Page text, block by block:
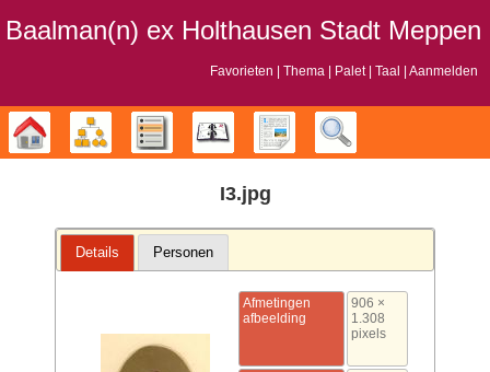
Baalman‎‎‎‎‎(n)‎‎‎‎‎ ex Holthausen Stadt Meppen
Favorieten Thema Palet Taal Aanmelden
Stamboom DiagrammenLijsten Kalender Rapporten
I3.jpg
Details Personen
Afmetingen
afbeelding
906 ×
1.308
pixels